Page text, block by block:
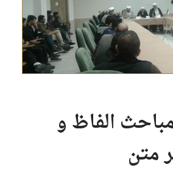
الفاظ و
متن